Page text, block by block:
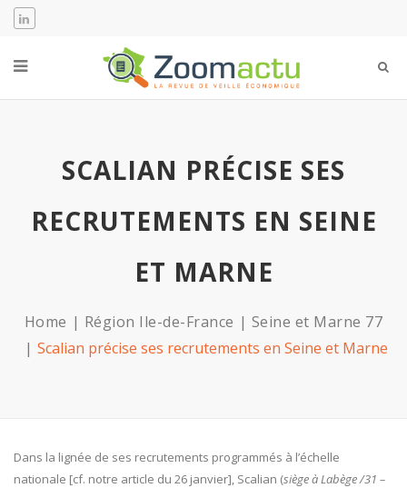
SCALIAN PRÉCISE SES
RECRUTEMENTS EN SEINE
ET MARNE
Home Région Ile-de-France
Seine et Marne 77
Scalian précise ses recrutements en Seine et Marne
Dans la lignée de ses recrutements programmés à l’échelle
nationale [cf. notre article du 26 janvier], Scalian (siège à Labège /31 –